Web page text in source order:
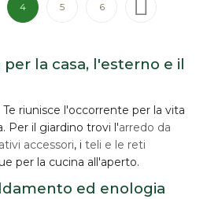
Attualmente stai leggendo la pagina
4 Pagina
5 Pagina
6
la casa, l'esterno e il
Te riunisce l'occorrente per la vita
Per il giardino trovi l'arredo da
accessori, i teli e le reti
per la cucina all'aperto.
ed enologia